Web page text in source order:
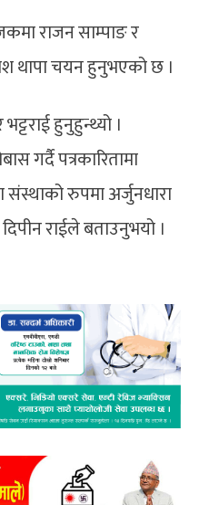
राजन साम्पाङ र
थापा चयन हुनुभएको छ ।
हुनुहुन्थ्यो ।
गर्दै पत्रकारितामा
संस्थाको रुपमा अर्जुनधारा
राईले बताउनुभयो ।